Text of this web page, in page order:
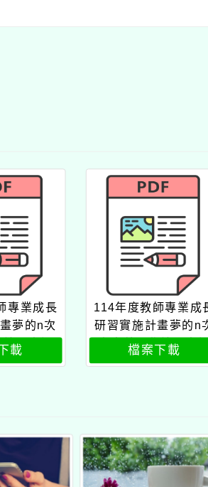
專業成長
夢的n次
屏東場
載
114年度教師專業成
研習實施計畫夢的n
方素養工作坊屏東場
交通資訊
檔案下載